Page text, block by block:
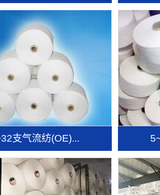
支气流纺(OE)...